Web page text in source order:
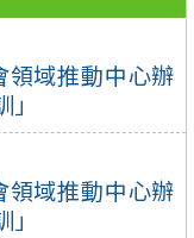
域推動中心辦
域推動中心辦